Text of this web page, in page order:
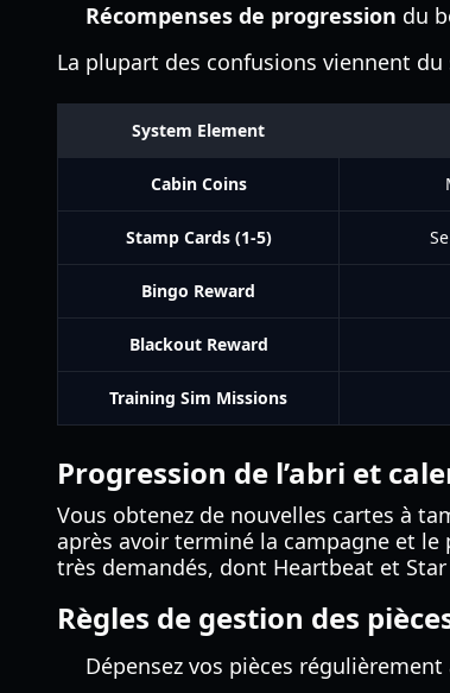
Récompenses de progression du
La plupart des confusions viennent
System Element
Cabin Coins
Stamp Cards (1-5)
Bingo Reward
Blackout Reward
Training Sim Missions
Progression de l’abri et
Vous obtenez de nouvelles cartes à
après avoir terminé la campagne et le
très demandés, dont Heartbeat et Star
Règles de gestion des
Dépensez vos pièces